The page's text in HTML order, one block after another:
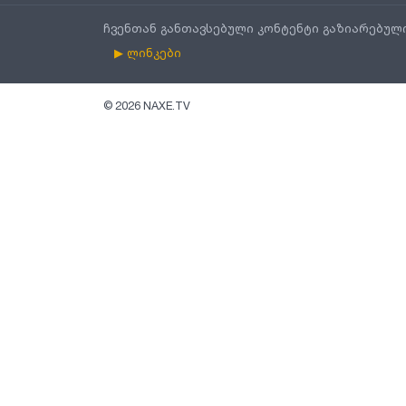
ჩვენთან განთავსებული კონტენტი
▶ ლინკები
© 2026 NAXE.TV